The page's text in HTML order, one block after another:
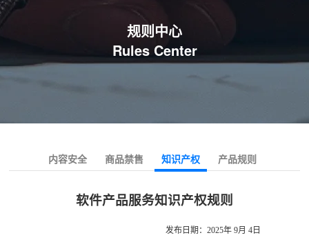
规则中心
Rules Center
内容安全 商品禁售 知识产权 产品规则
软件产品服务知识产权规则
发布日期：2025年 9月 4日